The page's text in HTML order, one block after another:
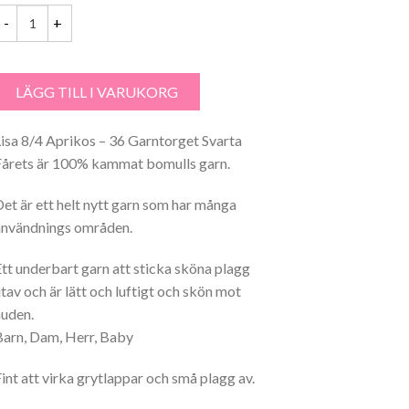
LÄGG TILL I VARUKORG
8/4 Aprikos – 36 Garntorget Svarta
är 100% kammat bomulls garn.
är ett helt nytt garn som har många
områden.
underbart garn att sticka sköna plagg
och är lätt och luftigt och skön mot
Dam, Herr, Baby
att virka grytlappar och små plagg av.